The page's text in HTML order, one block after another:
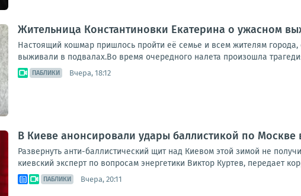
Жительница Константиновки Екатерина о ужасном
Настоящий кошмар пришлось пройти её семье и всем жителям
выживали в подвалах.Во время очередного налета произошла
ПАБЛИКИ Вчера, 18:12
В Киеве анонсировали удары баллистикой по Москве
Развернуть анти-баллистический щит над Киевом этой зимой не
киевский эксперт по вопросам энергетики Виктор Куртев, передает
ПАБЛИКИ Вчера, 20:11